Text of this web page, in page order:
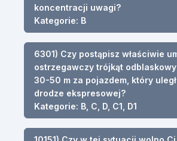
koncentracji uwagi?
Kategorie: B
6301) Czy postąpisz właściwie
ostrzegawczy trójkąt odblaskowy
30-50 m za pojazdem, który
drodze ekspresowej?
Kategorie: B, C, D, C1, D1